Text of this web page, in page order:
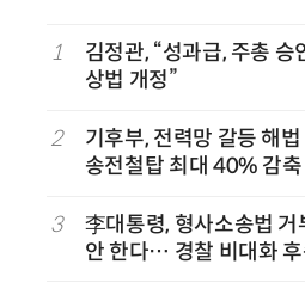
1
김정관, “성과급, 주총 승
상법 개정”
2
기후부, 전력망 갈등 해
송전철탑 최대 40% 감
3
李대통령, 형사소송법 거
안 한다… 경찰 비대화